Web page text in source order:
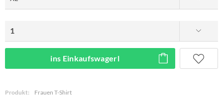
ins Einkaufswagerl
Produkt:
Frauen T-Shirt